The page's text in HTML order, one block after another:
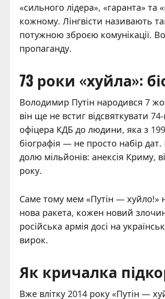
«сильного лідера», «гаранта»
кожному. Лінгвісти називають
потужною зброєю комунікації.
пропаганду.
73 роки «хуйла»:
Володимир Путін народився 7
він ще не встиг відсвяткувати
офіцера КДБ до людини, яка з
біографія — не просто набір
долю мільйонів: анексія Криму,
року.
Саме тому мем «Путін — хуйло!»
нова ракета, кожен новий
російська армія досі на
вирок.
Як кричалка
Вже влітку 2014 року «Путін —